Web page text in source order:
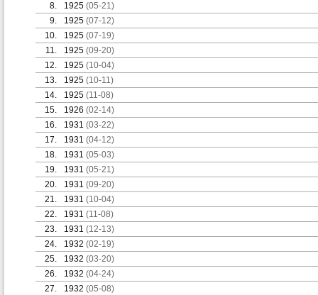
8.
1925 (05-21)
9.
1925 (07-12)
10.
1925 (07-19)
11.
1925 (09-20)
12.
1925 (10-04)
13.
1925 (10-11)
14.
1925 (11-08)
15.
1926 (02-14)
16.
1931 (03-22)
17.
1931 (04-12)
18.
1931 (05-03)
19.
1931 (05-21)
20.
1931 (09-20)
21.
1931 (10-04)
22.
1931 (11-08)
23.
1931 (12-13)
24.
1932 (02-19)
25.
1932 (03-20)
26.
1932 (04-24)
27.
1932 (05-08)